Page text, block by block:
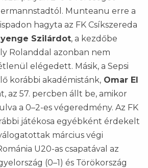
Munteanu erre a
hagyta az FK Csíkszereda
Szilárdot, a kezdőbe
Rolanddal azonban nem
elégedett. Másik, a Sepsi
korábbi akadémistánk, Omar El
az 57. percben állt be, amikor
a 0–2-es végeredmény. Az FK
játékosa egyébként érdekelt
március végi
U20-as csapatával az
(0–1) és Törökország